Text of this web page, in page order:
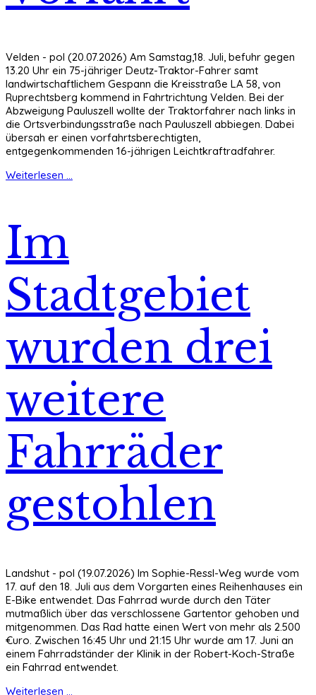
Velden - pol (20.07.2026) Am Samstag,18. Juli, befuhr gegen
13.20 Uhr ein 75-jähriger Deutz-Traktor-Fahrer samt
landwirtschaftlichem Gespann die Kreisstraße LA 58, von
Ruprechtsberg kommend in Fahrtrichtung Velden. Bei der
Abzweigung Pauluszell wollte der Traktorfahrer nach links in
die Ortsverbindungsstraße nach Pauluszell abbiegen. Dabei
übersah er einen vorfahrtsberechtigten,
entgegenkommenden 16-jährigen Leichtkraftradfahrer.
Weiterlesen ...
Im
Stadtgebiet
wurden drei
weitere
Fahrräder
gestohlen
Landshut - pol (19.07.2026) Im Sophie-Ressl-Weg wurde vom
17. auf den 18. Juli aus dem Vorgarten eines Reihenhauses ein
E-Bike entwendet. Das Fahrrad wurde durch den Täter
mutmaßlich über das verschlossene Gartentor gehoben und
mitgenommen. Das Rad hatte einen Wert von mehr als 2.500
€uro. Zwischen 16:45 Uhr und 21:15 Uhr wurde am 17. Juni an
einem Fahrradständer der Klinik in der Robert-Koch-Straße
ein Fahrrad entwendet.
Weiterlesen ...